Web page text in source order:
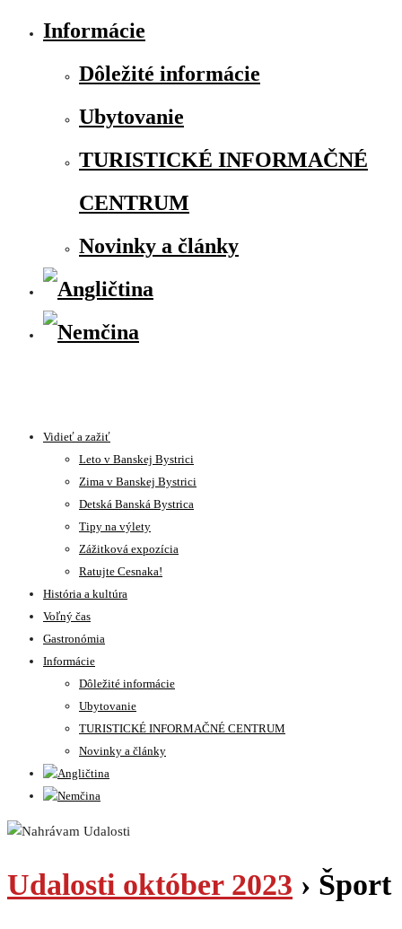
Informácie
Dôležité informácie
Ubytovanie
TURISTICKÉ INFORMAČNÉ
CENTRUM
Novinky a články
Vidieť a zažiť
Leto v Banskej Bystrici
Zima v Banskej Bystrici
Detská Banská Bystrica
Tipy na výlety
Zážitková expozícia
Ratujte Cesnaka!
História a kultúra
Voľný čas
Gastronómia
Informácie
Dôležité informácie
Ubytovanie
TURISTICKÉ INFORMAČNÉ CENTRUM
Novinky a články
Udalosti október 2023 › Šport